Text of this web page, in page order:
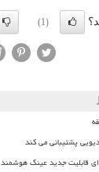
(1)
پشتیبانی می کند
قابلیت جدید عینک هوشمند